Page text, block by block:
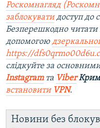
Роскомнагляд
заблокуватидоступ до
Безперешкодно
допомогою
https://
слідкуйте за
Instagramта Viber
встановити VPN.
Новини без